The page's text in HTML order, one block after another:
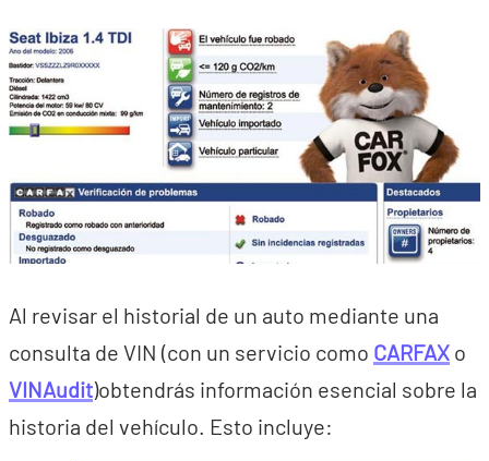
Al revisar el historial de un auto mediante una
consulta de VIN (con un servicio como CARFAX o
VINAudit)obtendrás información esencial sobre la
historia del vehículo. Esto incluye: